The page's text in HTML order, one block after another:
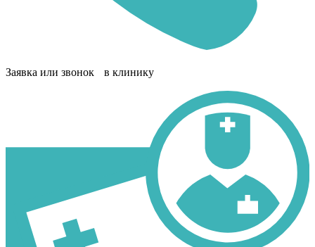
Заявка или звонок в клинику